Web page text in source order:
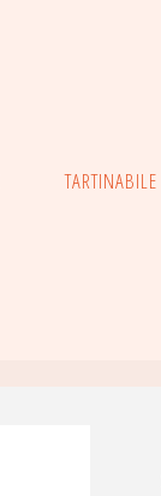
TARTINABILE